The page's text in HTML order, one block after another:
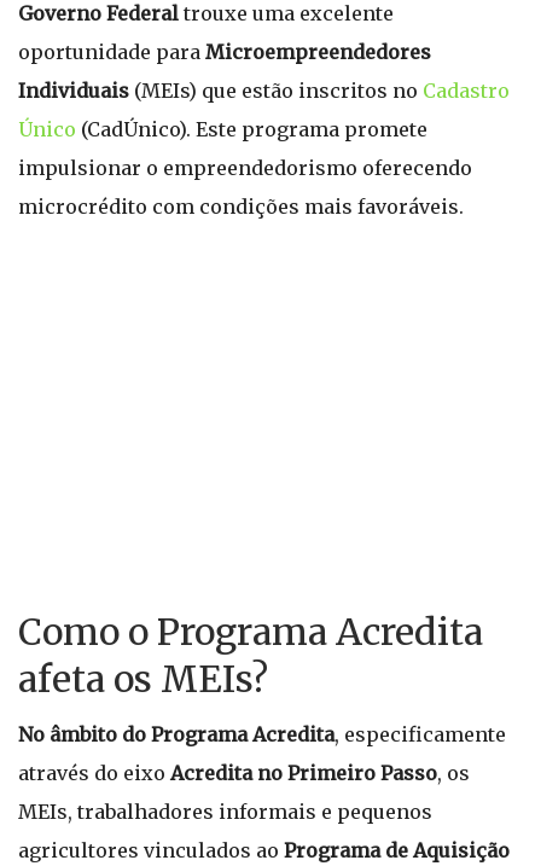
Governo Federal trouxe uma excelente
oportunidade para Microempreendedores
Individuais (MEIs) que estão inscritos no Cadastro
Único (CadÚnico). Este programa promete
impulsionar o empreendedorismo oferecendo
microcrédito com condições mais favoráveis.
Como o Programa Acredita
afeta os MEIs?
No âmbito do Programa Acredita, especificamente
através do eixoAcredita no Primeiro Passo, os
MEIs, trabalhadores informais e pequenos
agricultores vinculados ao Programa de Aquisição